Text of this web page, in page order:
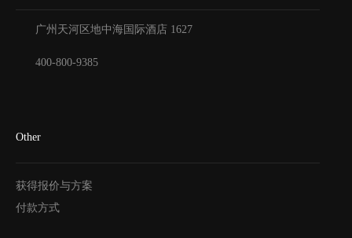
广州天河区地中海国际酒店 1627
400-800-9385
Other
获得报价与方案
付款方式